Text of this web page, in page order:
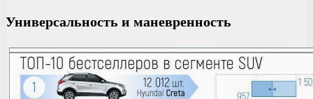
Универсальность и маневренность